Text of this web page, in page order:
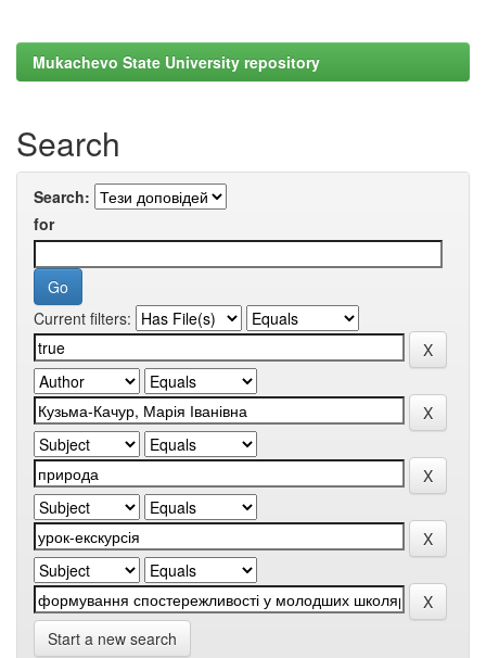
Mukachevo State University repository
Search
Search:
for
Current filters:
Start a new search